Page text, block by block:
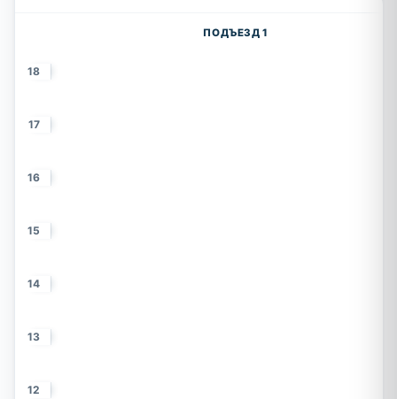
ПОДЪЕЗД 1
18
17
16
15
14
13
12